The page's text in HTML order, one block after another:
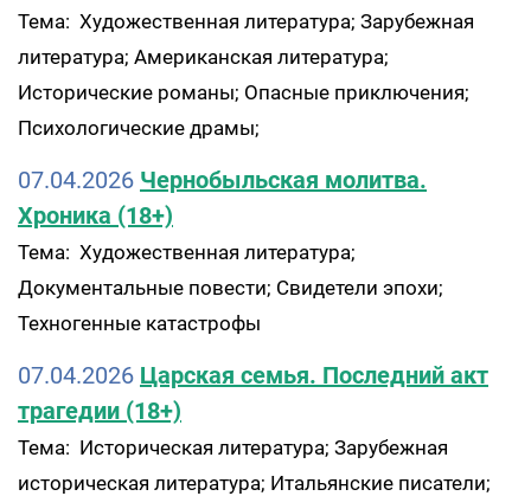
Тема: Художественная литература; Зарубежная
литература; Американская литература;
Исторические романы; Опасные приключения;
Психологические драмы;
07.04.2026 Чернобыльская молитва.
Хроника (18+)
Тема: Художественная литература;
Документальные повести; Свидетели эпохи;
Техногенные катастрофы
07.04.2026 Царская семья. Последний акт
трагедии (18+)
Тема: Историческая литература; Зарубежная
историческая литература; Итальянские писатели;